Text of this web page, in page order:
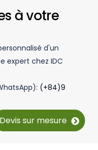
à votre
d'un
expert chez IDC
(+84)9
Devis sur mesure